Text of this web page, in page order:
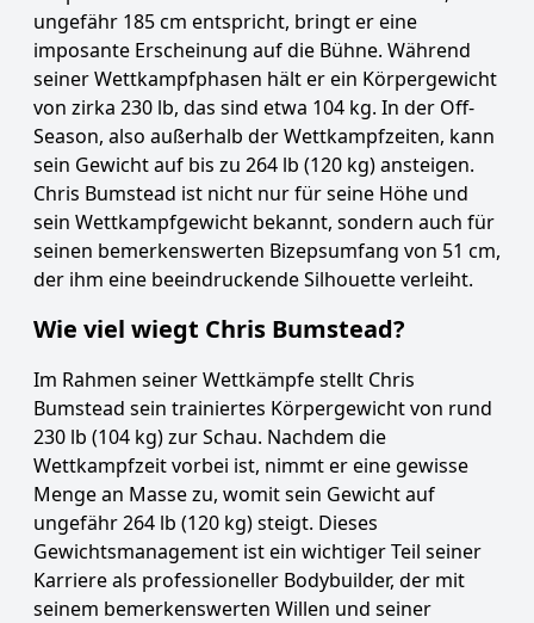
ungefähr 185 cm entspricht, bringt er eine
imposante Erscheinung auf die Bühne. Während
seiner Wettkampfphasen hält er ein Körpergewicht
von zirka 230 lb, das sind etwa 104 kg. In der Off-
Season, also außerhalb der Wettkampfzeiten, kann
sein Gewicht auf bis zu 264 lb (120 kg) ansteigen.
Chris Bumstead ist nicht nur für seine Höhe und
sein Wettkampfgewicht bekannt, sondern auch für
seinen bemerkenswerten Bizepsumfang von 51 cm,
der ihm eine beeindruckende Silhouette verleiht.
Wie viel wiegt Chris Bumstead?
Im Rahmen seiner Wettkämpfe stellt Chris
Bumstead sein trainiertes Körpergewicht von rund
230 lb (104 kg) zur Schau. Nachdem die
Wettkampfzeit vorbei ist, nimmt er eine gewisse
Menge an Masse zu, womit sein Gewicht auf
ungefähr 264 lb (120 kg) steigt. Dieses
Gewichtsmanagement ist ein wichtiger Teil seiner
Karriere als professioneller Bodybuilder, der mit
seinem bemerkenswerten Willen und seiner